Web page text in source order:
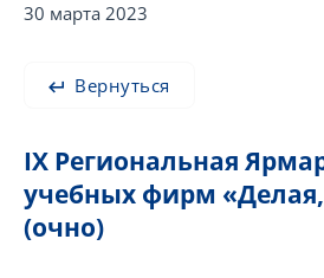
30 марта 2023
Вернуться
IX Региональная
учебных фирм
(очно)